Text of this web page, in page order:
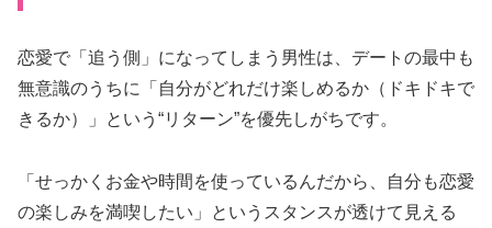
恋愛で「追う側」になってしまう男性は、デートの最中も
無意識のうちに「自分がどれだけ楽しめるか（ドキドキで
きるか）」という“リターン”を優先しがちです。
「せっかくお金や時間を使っているんだから、自分も恋愛
の楽しみを満喫したい」というスタンスが透けて見える